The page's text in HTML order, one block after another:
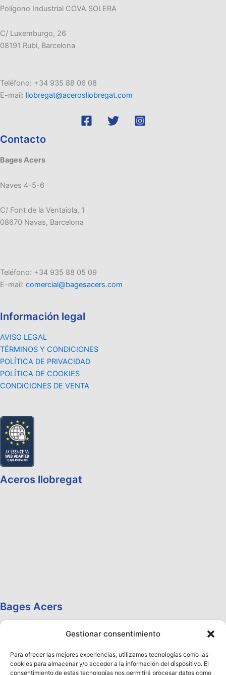
Gestionar consentimiento
Para ofrecer las mejores experiencias, utilizamos tecnologías como las
cookies para almacenar y/o acceder a la información del dispositivo. El
consentimiento de estas tecnologías nos permitirá procesar datos como
Polígono Industrial COVA SOLERA
C/ Luxemburgo, 26
08191 Rubi, Barcelona
Teléfono: +34 935 88 06 08
E-mail: llobregat@acerosllobregat.com
Contacto
Bages Acers
Naves 4-5-6
C/ Font de la Ventaiola, 1
08670 Navas, Barcelona
Teléfono: +34 935 88 05 09
E-mail: comercial@bagesacers.com
Información legal
AVISO LEGAL
TÉRMINOS Y CONDICIONES
POLÍTICA DE PRIVACIDAD
POLÍTICA DE COOKIES
CONDICIONES DE VENTA
Aceros llobregat
Bages Acers